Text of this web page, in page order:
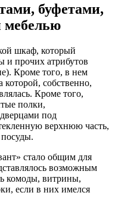
буфетами,
мебелью
шкаф, который
и прочих атрибутов
Кроме того, в нем
которой, собственно,
Кроме того,
полки,
под
верхнюю часть,
стало общим для
возможным
комоды, витрины,
если в них имелся